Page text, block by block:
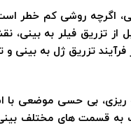
اگرچه روشی کم خطر
از تزریق فیلر به
فرآیند تزریق ژل به
ریزی، بی حسی موضعی با
به قسمت های مختلف بینی